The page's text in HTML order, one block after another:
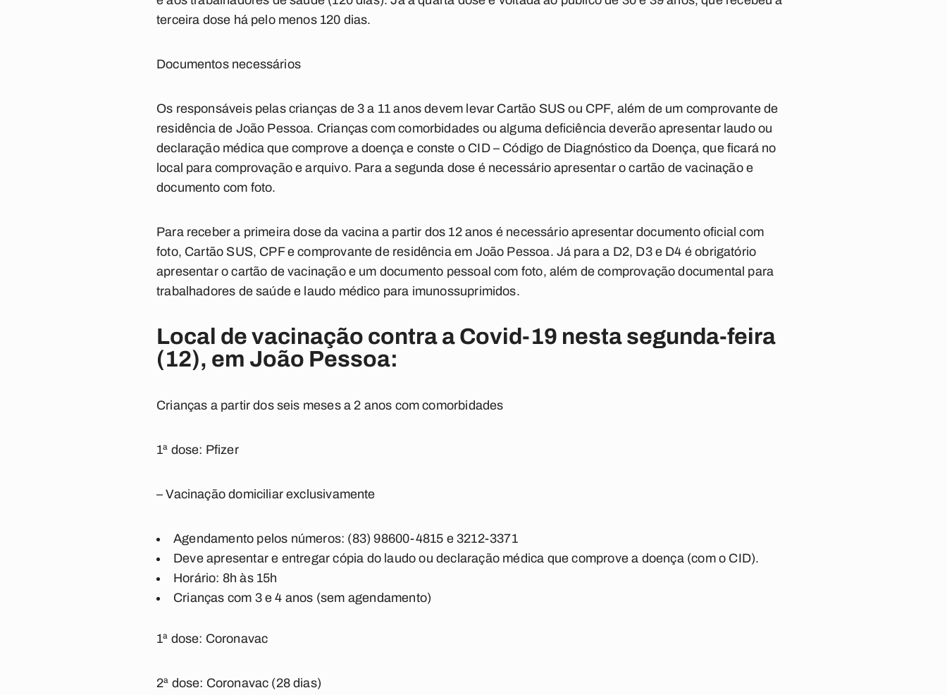
terceira dose há pelo menos 120 dias.
Documentos necessários
Os responsáveis pelas crianças de 3 a 11 anos devem levar Cartão SUS ou CPF, além de um comprovante de
residência de João Pessoa. Crianças com comorbidades ou alguma deficiência deverão apresentar laudo ou
declaração médica que comprove a doença e conste o CID – Código de Diagnóstico da Doença, que ficará no
local para comprovação e arquivo. Para a segunda dose é necessário apresentar o cartão de vacinação e
documento com foto.
Para receber a primeira dose da vacina a partir dos 12 anos é necessário apresentar documento oficial com
foto, Cartão SUS, CPF e comprovante de residência em João Pessoa. Já para a D2, D3 e D4 é obrigatório
apresentar o cartão de vacinação e um documento pessoal com foto, além de comprovação documental para
trabalhadores de saúde e laudo médico para imunossuprimidos.
Local de vacinação contra a Covid-19 nesta segunda-feira
(12), em João Pessoa:
Crianças a partir dos seis meses a 2 anos com comorbidades
1ª dose: Pfizer
– Vacinação domiciliar exclusivamente
Agendamento pelos números: (83) 98600-4815 e 3212-3371
Deve apresentar e entregar cópia do laudo ou declaração médica que comprove a doença (com o CID).
Horário: 8h às 15h
Crianças com 3 e 4 anos (sem agendamento)
1ª dose: Coronavac
2ª dose: Coronavac (28 dias)